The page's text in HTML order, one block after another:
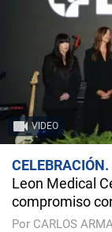
VIDEO
CELEBRACIÓN
Leon Medical
compromiso
Por CARLOS